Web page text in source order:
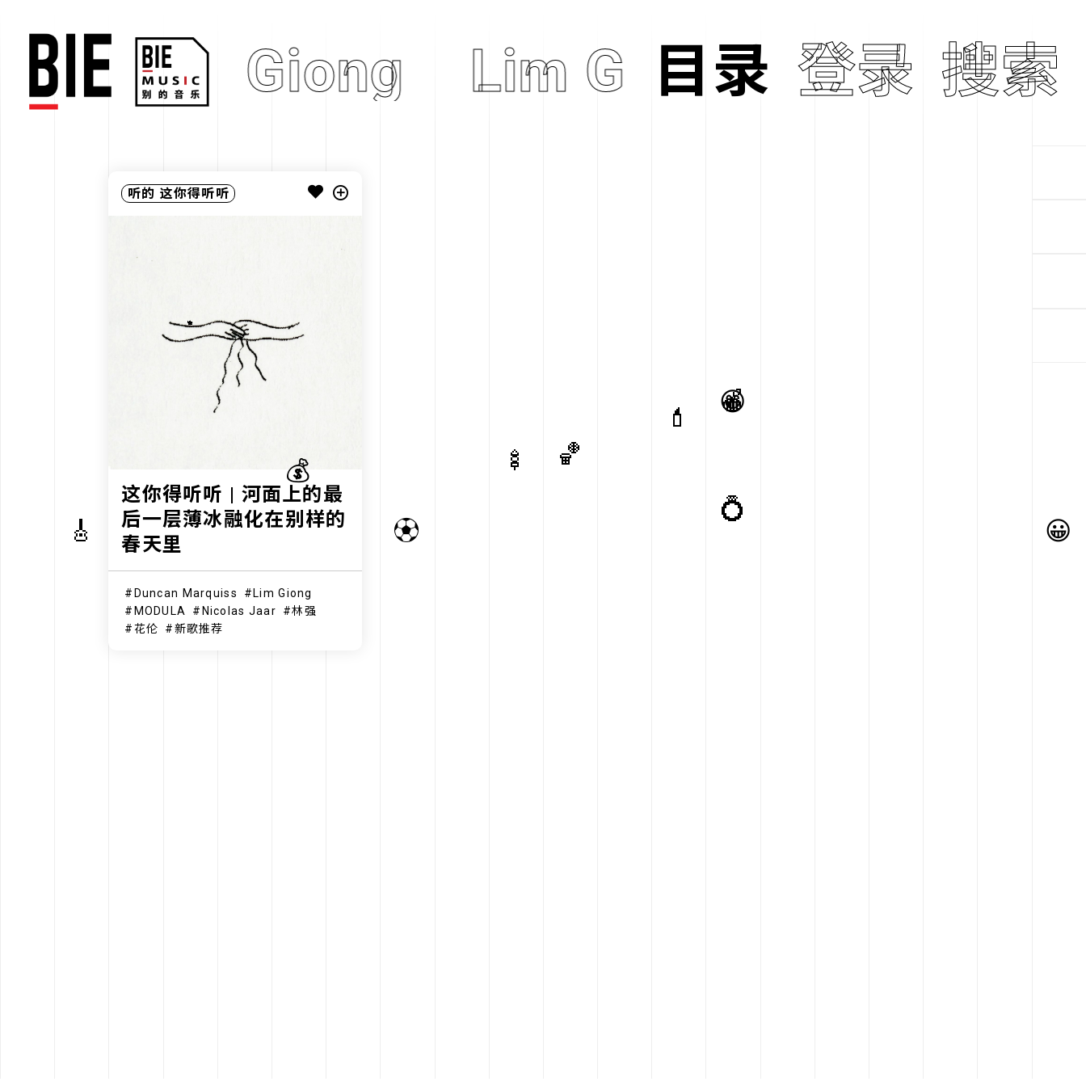
Lim Giong Lim Giong Lim Giong
目录 登录 搜索
听的 这你得听听
这你得听听 | 河面上的最
后一层薄冰融化在别样的
春天里
Duncan Marquiss
Lim Giong
MODULA
Nicolas Jaar
林强
花伦
新歌推荐
💄
⚽
😁
🏀
🍎
💰
💍
🎸 😀
🍢